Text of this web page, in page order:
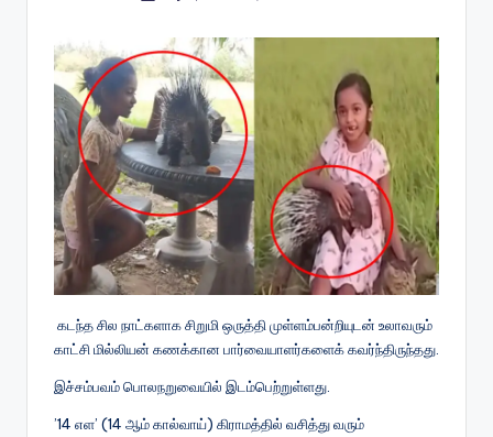
கடந்த சில நாட்களாக சிறுமி ஒருத்தி முள்ளம்பன்றியுடன் உலாவரும்
காட்சி மில்லியன் கணக்கான பார்வையாளர்களைக் கவர்ந்திருந்தது.
இச்சம்பவம் பொலநறுவையில் இடம்பெற்றுள்ளது.
’14 எள’ (14 ஆம் கால்வாய்) கிராமத்தில் வசித்து வரும்